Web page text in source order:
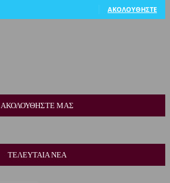
ΑΚΟΛΟΥΘΉΣΤΕ
ΑΚΟΛΟΥΘΗΣΤΕ ΜΑΣ
ΤΕΛΕΥΤΑΙΑ ΝΕΑ